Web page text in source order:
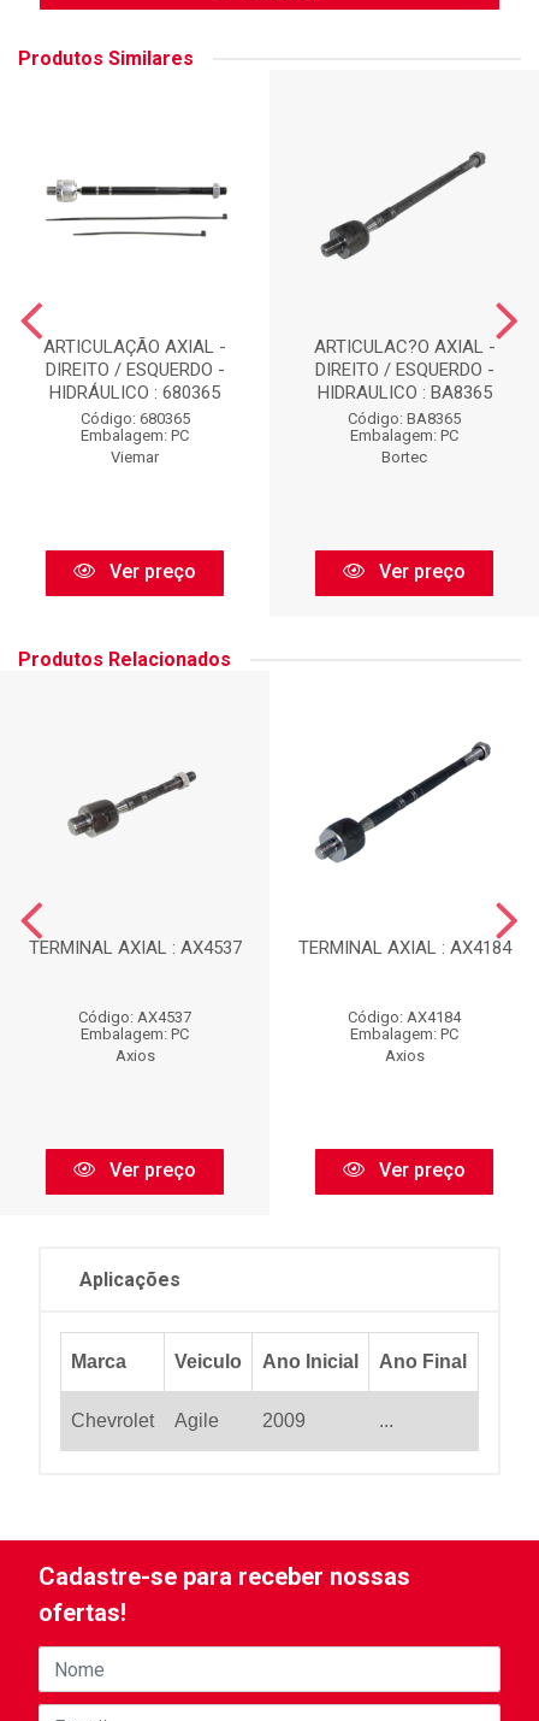
Produtos Similares
ARTICULAÇÃO AXIAL -
DIREITO / ESQUERDO -
HIDRÁULICO : 680365
Código: 680365
Embalagem: PC
Viemar
Ver preço
ARTICULAC?O AXIAL -
DIREITO / ESQUERDO -
HIDRAULICO : BA8365
Código: BA8365
Embalagem: PC
Bortec
Ver preço
Produtos Relacionados
TERMINAL AXIAL : AX4537
Código: AX4537
Embalagem: PC
Axios
Ver preço
TERMINAL AXIAL : AX4184
Código: AX4184
Embalagem: PC
Axios
Ver preço
Aplicações
Marca Veiculo Ano Inicial Ano Final
Chevrolet Agile 2009 ...
Cadastre-se para receber nossas
ofertas!